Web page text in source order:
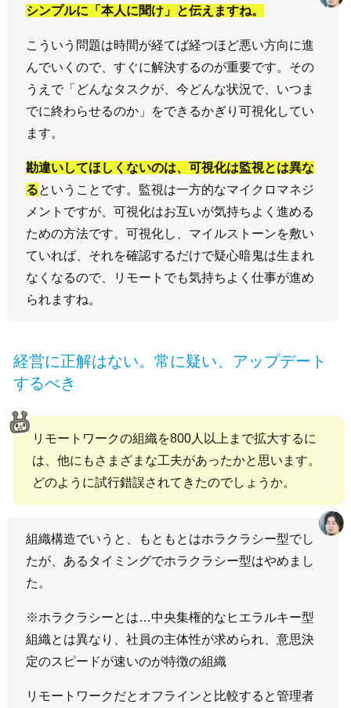
シンプルに「本人に聞け」と伝えますね。
こういう問題は時間が経てば経つほど悪い方向に進
んでいくので、すぐに解決するのが重要です。その
うえで「どんなタスクが、今どんな状況で、いつま
でに終わらせるのか」をできるかぎり可視化してい
ます。
勘違いしてほしくないのは、可視化は監視とは異な
るということです。監視は一方的なマイクロマネジ
メントですが、可視化はお互いが気持ちよく進める
ための方法です。可視化し、マイルストーンを敷い
ていれば、それを確認するだけで疑心暗鬼は生まれ
なくなるので、リモートでも気持ちよく仕事が進め
られますね。
経営に正解はない。常に疑い、アップデート
するべき
リモートワークの組織を800人以上まで拡大するに
は、他にもさまざまな工夫があったかと思います。
どのように試行錯誤されてきたのでしょうか。
組織構造でいうと、もともとはホラクラシー型でし
たが、あるタイミングでホラクラシー型はやめまし
た。
※ホラクラシーとは…中央集権的なヒエラルキー型
組織とは異なり、社員の主体性が求められ、意思決
定のスピードが速いのが特徴の組織
リモートワークだとオフラインと比較すると管理者